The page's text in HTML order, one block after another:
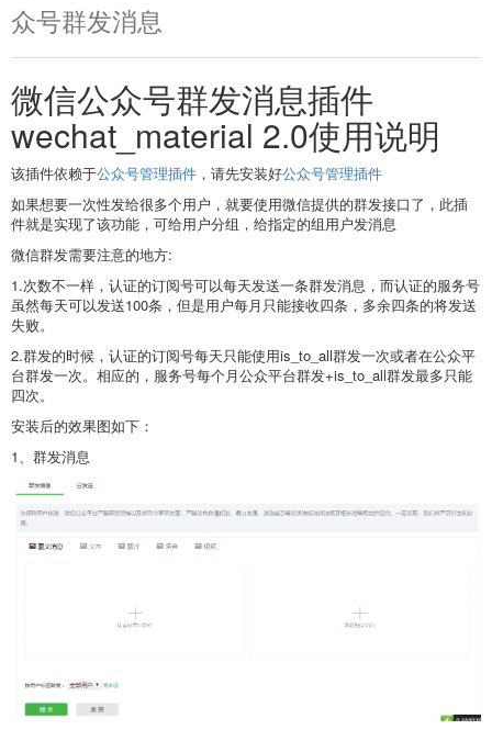
众号群发消息
微信公众号群发消息插件
wechat_material 2.0使用说明
该插件依赖于公众号管理插件 ，请先安装好公众号管理插件
如果想要一次性发给很多个用户，就要使用微信提供的群发接口了，此插
件就是实现了该功能，可给用户分组，给指定的组用户发消息
微信群发需要注意的地方:
1.次数不一样，认证的订阅号可以每天发送一条群发消息，而认证的服务号
虽然每天可以发送100条，但是用户每月只能接收四条，多余四条的将发送
失败。
2.群发的时候，认证的订阅号每天只能使用is_to_all群发一次或者在公众平
台群发一次。相应的，服务号每个月公众平台群发+is_to_all群发最多只能
四次。
安装后的效果图如下：
1、群发消息